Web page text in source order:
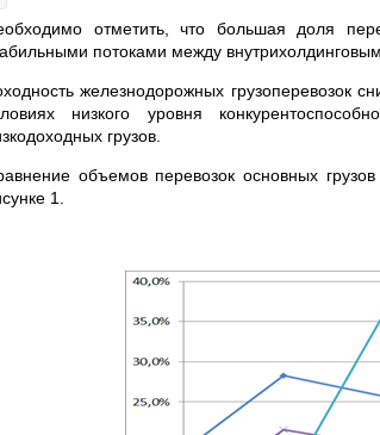
отметить, что большая доля
потоками между
железнодорожных грузоперевозок
низкого уровня
грузов.
объемов перевозок основных
1.